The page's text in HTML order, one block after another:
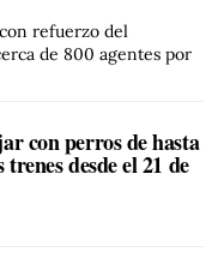
refuerzo del
de 800 agentes por
con perros de hasta
desde el 21 de